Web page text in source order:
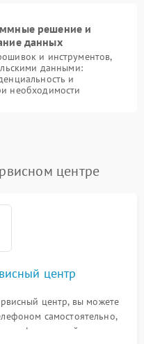
решение и
данных
и инструментов,
данными:
и
необходимости
центре
центр
центр, вы можете
самостоятельно,
на сайте